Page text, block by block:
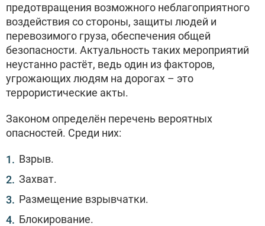
предотвращения возможного неблагоприятного
воздействия со стороны, защиты людей и
перевозимого груза, обеспечения общей
безопасности. Актуальность таких мероприятий
неустанно растёт, ведь один из факторов,
угрожающих людям на дорогах – это
террористические акты.
Законом определён перечень вероятных
опасностей. Среди них:
Взрыв.
Захват.
Размещение взрывчатки.
Блокирование.